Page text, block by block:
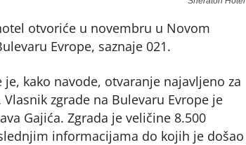
otvoriće u novembru u Novom
Evrope, saznaje 021.
kako navode, otvaranje najavljeno za
zgrade na Bulevaru Evrope je
Gajića. Zgrada je veličine 8.500
informacijama do kojih je došao